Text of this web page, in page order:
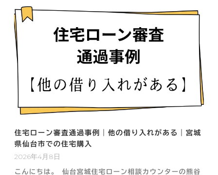
住宅ローン審査通過事例｜他の借り入れがある｜宮城
県仙台市での住宅購入
2026年4月8日
こんにちは。 仙台宮城住宅ローン相談カウンターの熊谷